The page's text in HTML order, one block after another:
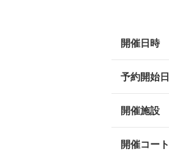
開催日時
予約開始日
開催施設
開催コート